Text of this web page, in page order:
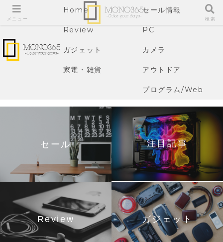
Home セール情報
Review PC
ガジェット カメラ
家電・雑貨 アウトドア
プログラム/Web
セール 注目記事
Review ガジェット
メニュー 検索